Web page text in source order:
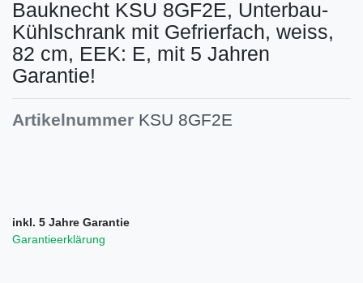
Bauknecht KSU 8GF2E, Unterbau-
Kühlschrank mit Gefrierfach, weiss,
82 cm, EEK: E, mit 5 Jahren
Garantie!
Artikelnummer KSU 8GF2E
inkl. 5 Jahre Garantie
Garantieerklärung